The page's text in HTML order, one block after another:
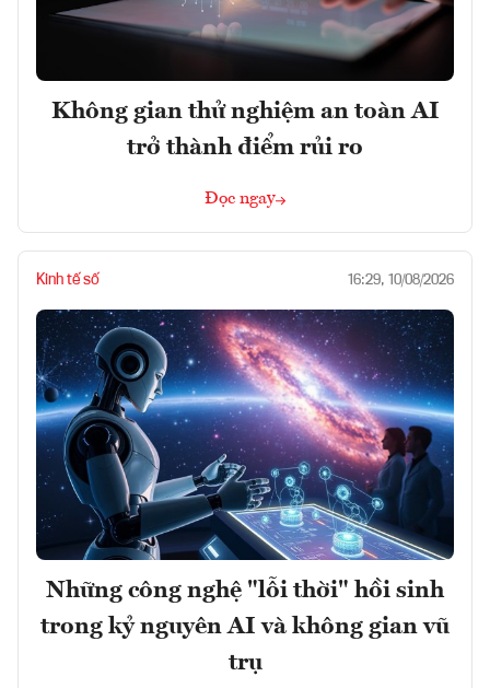
Không gian thử nghiệm an toàn AI
trở thành điểm rủi ro
Đọc ngay
Kinh tế số 16:29, 10/08/2026
Những công nghệ "lỗi thời" hồi sinh
trong kỷ nguyên AI và không gian vũ
trụ